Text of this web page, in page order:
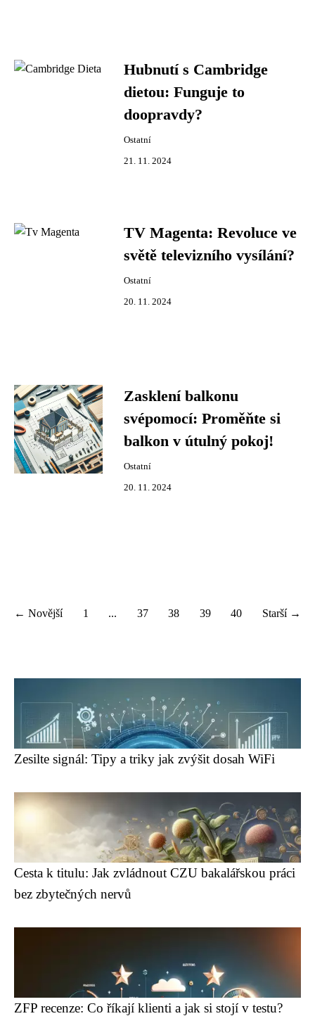
Hubnutí s Cambridge
dietou: Funguje to
doopravdy?
Ostatní
21. 11. 2024
TV Magenta: Revoluce ve
světě televizního vysílání?
Ostatní
20. 11. 2024
Zasklení balkonu
svépomocí: Proměňte si
balkon v útulný pokoj!
Ostatní
20. 11. 2024
← Novější 1 ... 37 38 39 40 Starší →
Zesilte signál: Tipy a triky jak zvýšit dosah WiFi
Cesta k titulu: Jak zvládnout CZU bakalářskou práci
bez zbytečných nervů
ZFP recenze: Co říkají klienti a jak si stojí v testu?